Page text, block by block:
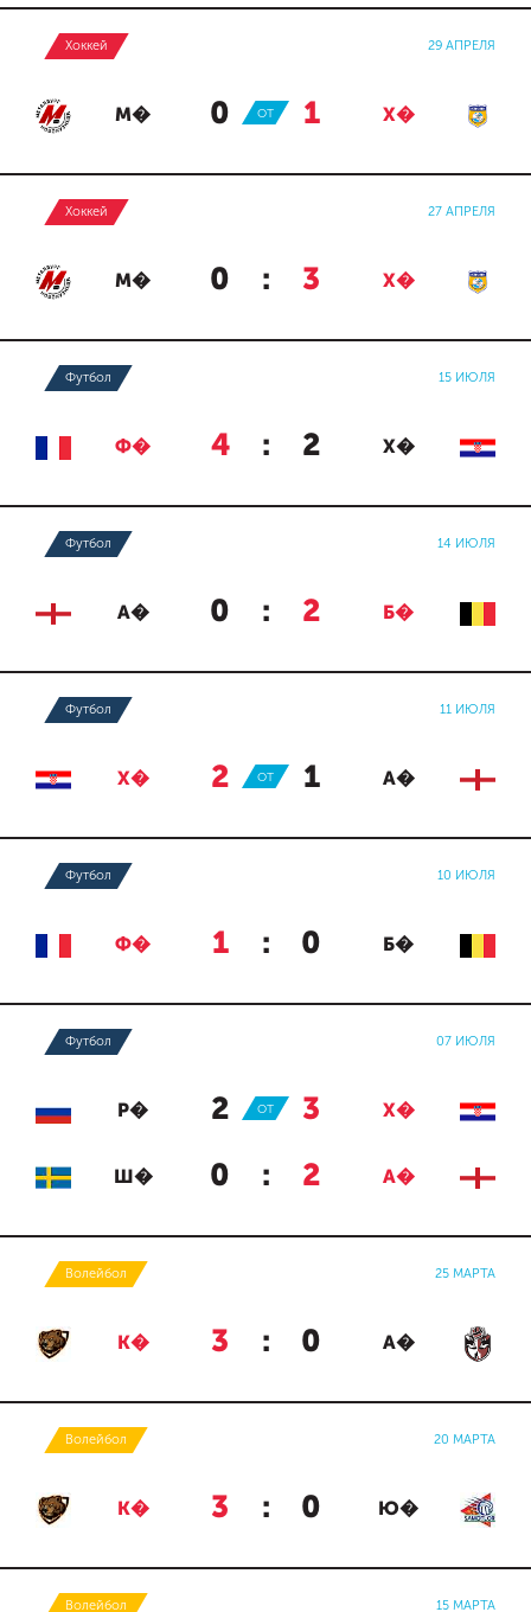
Хоккей 29 АПРЕЛЯ
М� 0 : 1 Х�
ОТ
Хоккей 27 АПРЕЛЯ
М� 0 : 3 Х�
Футбол 15 ИЮЛЯ
Ф� 4 : 2 Х�
Футбол 14 ИЮЛЯ
А� 0 : 2 Б�
Футбол 11 ИЮЛЯ
Х� 2 : 1 А�
ОТ
Футбол 10 ИЮЛЯ
Ф� 1 : 0 Б�
Футбол 07 ИЮЛЯ
Р� 2 : 3 Х�
ОТ
Ш� 0 : 2 А�
Волейбол 25 МАРТА
К� 3 : 0 А�
Волейбол 20 МАРТА
К� 3 : 0 Ю�
Волейбол 15 МАРТА